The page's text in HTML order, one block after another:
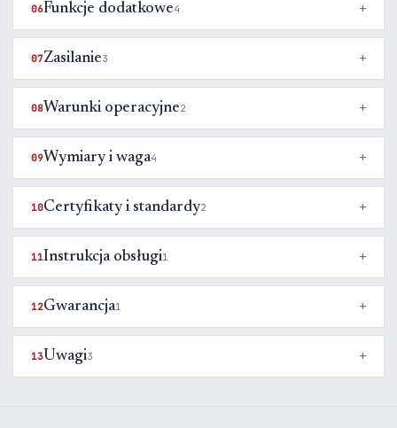
06Funkcje dodatkowe4
07Zasilanie3
08Warunki operacyjne2
09Wymiary i waga4
10Certyfikaty i standardy2
11Instrukcja obsługi1
12Gwarancja1
13Uwagi3